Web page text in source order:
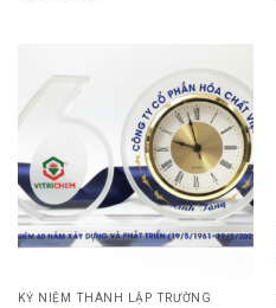
KỶ NIỆM THÀNH LẬP TRƯỜNG